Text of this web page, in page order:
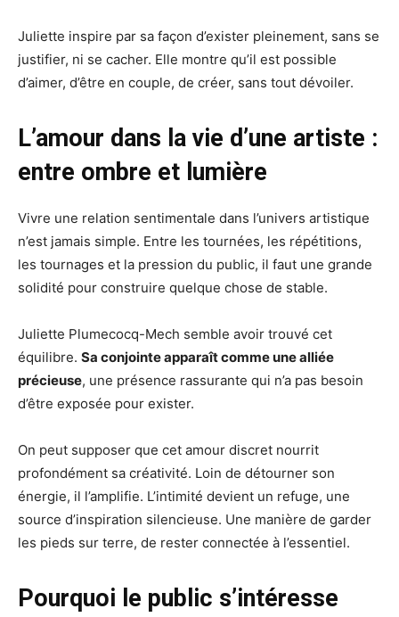
Juliette inspire par sa façon d’exister pleinement, sans se
justifier, ni se cacher. Elle montre qu’il est possible
d’aimer, d’être en couple, de créer, sans tout dévoiler.
L’amour dans la vie d’une artiste :
entre ombre et lumière
Vivre une relation sentimentale dans l’univers artistique
n’est jamais simple. Entre les tournées, les répétitions,
les tournages et la pression du public, il faut une grande
solidité pour construire quelque chose de stable.
Juliette Plumecocq-Mech semble avoir trouvé cet
équilibre. Sa conjointe apparaît comme une alliée
précieuse, une présence rassurante qui n’a pas besoin
d’être exposée pour exister.
On peut supposer que cet amour discret nourrit
profondément sa créativité. Loin de détourner son
énergie, il l’amplifie. L’intimité devient un refuge, une
source d’inspiration silencieuse. Une manière de garder
les pieds sur terre, de rester connectée à l’essentiel.
Pourquoi le public s’intéresse